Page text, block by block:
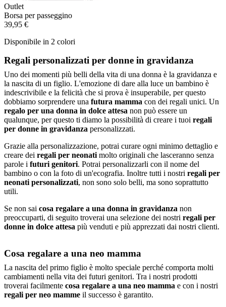
Outlet
Borsa per passeggino
39,95 €
Disponibile in 2 colori
Regali personalizzati per donne in gravidanza
Uno dei momenti più belli della vita di una donna è la gravidanza e
la nascita di un figlio. L'emozione di dare alla luce un bambino è
indescrivibile e la felicità che si prova è insuperabile, per questo
dobbiamo sorprendere una futura mamma con dei regali unici. Un
regalo per una donna in dolce attesa non può essere un
qualunque, per questo ti diamo la possibilità di creare i tuoi regali
per donne in gravidanza personalizzati.
Grazie alla personalizzazione, potrai curare ogni minimo dettaglio e
creare dei regali per neonati molto originali che lasceranno senza
parole i futuri genitori. Potrai personalizzarli con il nome del
bambino o con la foto di un'ecografia. Inoltre tutti i nostri regali per
neonati personalizzati, non sono solo belli, ma sono soprattutto
utili.
Se non sai cosa regalare a una donna in gravidanza non
preoccuparti, di seguito troverai una selezione dei nostri regali per
donne in dolce attesa più venduti e più apprezzati dai nostri clienti.
Cosa regalare a una neo mamma
La nascita del primo figlio è molto speciale perché comporta molti
cambiamenti nella vita dei futuri genitori. Tra i nostri prodotti
troverai facilmente cosa regalare a una neo mamma e con i nostri
regali per neo mamme il successo è garantito.